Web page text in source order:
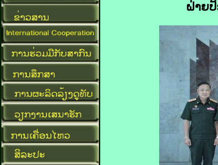
ຝ່າຍ